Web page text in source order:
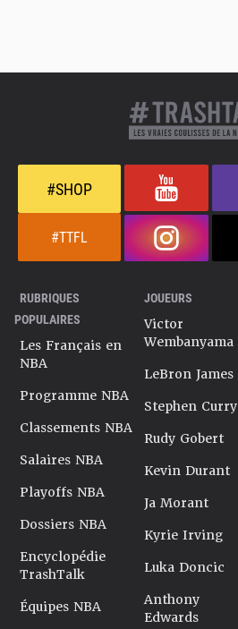
#SHOP
#TTFL
RUBRIQUES
POPULAIRES
Les Français en
NBA
Programme NBA
Classements NBA
Salaires NBA
Playoffs NBA
Dossiers NBA
Encyclopédie
TrashTalk
Équipes NBA
JOUEURS
Victor
Wembanyama
LeBron James
Stephen Curry
Rudy Gobert
Kevin Durant
Ja Morant
Kyrie Irving
Luka Doncic
Anthony
Edwards